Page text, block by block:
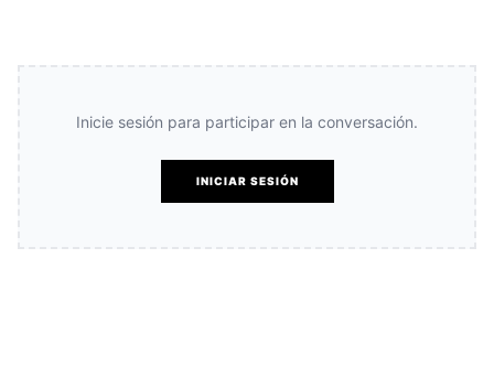
Inicie sesión para participar en la conversación.
INICIAR SESIÓN